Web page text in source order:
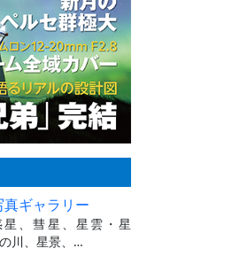
真ギャラリー
星、彗星、星雲・星
川、星景、…